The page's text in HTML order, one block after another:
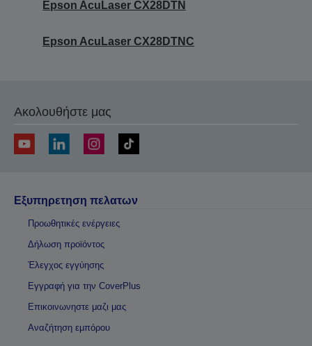
Epson AcuLaser CX28DTN
Epson AcuLaser CX28DTNC
Ακολουθήστε μας
Εξυπηρετηση πελατων
Προωθητικές ενέργειες
Δήλωση προϊόντος
Έλεγχος εγγύησης
Εγγραφή για την CoverPlus
Επικοινωνηστε μαζι μας
Αναζήτηση εμπόρου